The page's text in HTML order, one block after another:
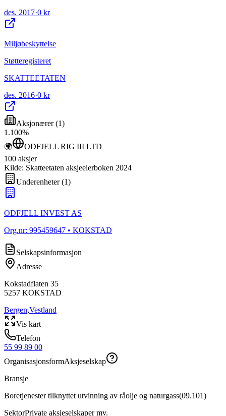
des. 2017·0 kr
Miljøbeskyttelse
Støtteregisteret
SKATTEETATEN
des. 2016·0 kr
Aksjonærer(1)
1 .100%
🌍
ODFJELL RIG III LTD
100 aksjer
Kilde: Skatteetaten aksjeeierboken 2024
Underenheter(1)
ODFJELL INVEST AS
Org.nr: 995459647 • KOKSTAD
Selskapsinformasjon
Adresse
Kokstadflaten 35
5257 KOKSTAD
Bergen,Vestland
Vis kart
Telefon
55 99 89 00
OrganisasjonsformAksjeselskap
Bransje
Boretjenester tilknyttet utvinning av råolje og naturgass(09.101)
SektorPrivate aksjeselskaper mv.